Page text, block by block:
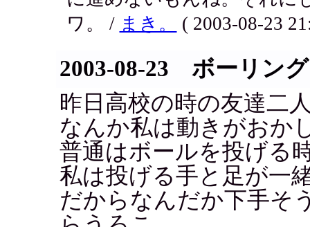
ワ。 / まき。 ( 2003-08-23
2003-08-23 ボーリン
昨日高校の時の友達二
なんか私は動きがおか
普通はボールを投げる
私は投げる手と足が一
だからなんだか下手そ